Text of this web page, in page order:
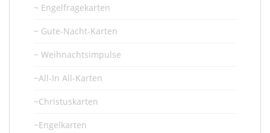
~ Engelfragekarten
~ Gute-Nacht-Karten
~ Weihnachtsimpulse
~All-In All-Karten
~Christuskarten
~Engelkarten